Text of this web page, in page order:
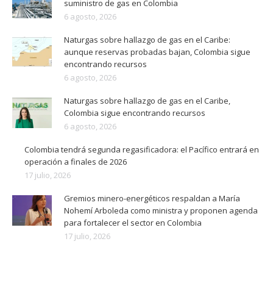
suministro de gas en Colombia
6 agosto, 2026
Naturgas sobre hallazgo de gas en el Caribe:
aunque reservas probadas bajan, Colombia sigue
encontrando recursos
6 agosto, 2026
Naturgas sobre hallazgo de gas en el Caribe,
Colombia sigue encontrando recursos
6 agosto, 2026
Colombia tendrá segunda regasificadora: el Pacífico entrará en
operación a finales de 2026
17 julio, 2026
Gremios minero-energéticos respaldan a María
Nohemí Arboleda como ministra y proponen agenda
para fortalecer el sector en Colombia
17 julio, 2026